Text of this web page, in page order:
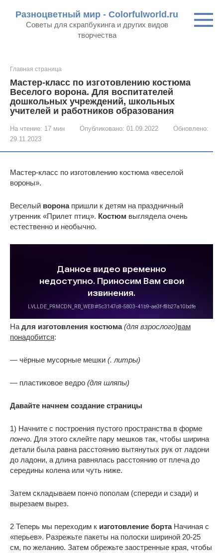
контенту
Разноцветный мир - Colorfulworld.ru
Советы для скрапбукинга и других видов
творчества
Главная страница
Мастер-класс по изготовлению костюма
Веселого ворона. Для воспитателей
дошкольных учреждений, школьных
учителей и работников образования
На чтение: 17 мин Опубликовано: 01.09.2022
Обновлено:
29.11.2023
Мастер-класс по изготовлению костюма «веселой
вороны».
Веселый воронапришли к детям на праздничный
утренник «Прилет птиц». Костюм выглядела очень
естественно и необычно.
На для изготовления костюма (для взрослого)вам
понадобится:
— чёрные мусорные мешки (. литры)
— пластиковое ведро (для шляпы)
Давайте начнем создание страницы
1) Начните с построения пустого пространства в форме
пончо. Для этого склейте пару мешков так, чтобы ширина
детали была равна расстоянию вытянутых рук от ладони
до ладони, а длина равнялась расстоянию от плеча до
середины колена или чуть ниже.
Затем складываем пончо пополам (спереди и сзади) и
вырезаем вырез.
2 Теперь мы переходим к изготовление бортаНачиная с
«перьев». Разрежьте пакеты на полоски шириной 20-25
см, по желанию. Затем обрежьте заостренные края, чтобы